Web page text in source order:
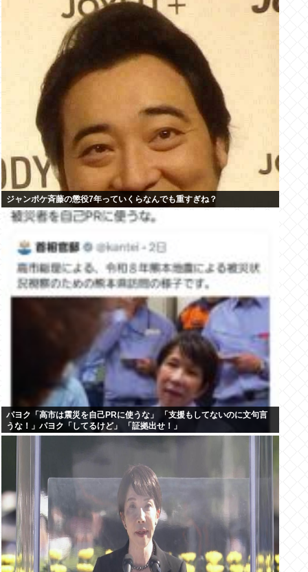
ジャンポケ斉藤の懲役7年っていくらなんでも重すぎね？
パヨク「高市は震災を自己PRに使うな」 「支援もしてないのに文句言
うな！」パヨク「してるけど」 「証拠出せ！」